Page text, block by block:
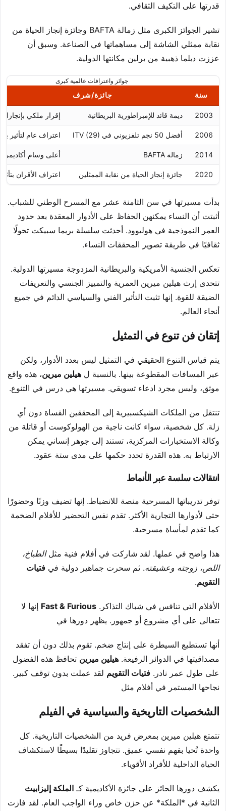
قدرتها على التكيف الثقافي.
تشير الجوائز الكبرى مثل زمالة BAFTA وجائزة إنجاز الحياة من
نقابة ممثلي الشاشة إلى مساهماتها في الصناعة. وسبق أن
عززت دبلما ذهبية من برلين مكانتها الدولية.
جوائز واعترافات عالمية كبرى
سنة جائزة/شرف
2003 ديمة قائد للإمبراطورية البريطانية إقرار ملكي بإنجازات
2006 أفضل 50 نجم تلفزيوني في ITV (29) اعتراف عام لتأثير
2014 زمالة BAFTA أعلى وسام أكاديمي
2020 جائزة إنجاز الحياة من نقابة الممثلين اعتراف الأقران
بدأت مسيرتها في سن الثامنة عشر مع المسرح الوطني للشباب.
أثبتت أن النساء يمكنهن الحفاظ على الأدوار المعقدة بعد حدود
العمر النموذجية في هوليوود. أحدثت سلسلة بريما سبيكت تحولًا
ثقافيًا في طريقة تصوير المحققات النساء.
تعكس الجنسية الأمريكية والبريطانية المزدوجة مسيرتها الدولية.
تتحدى إرث هيلين ميرين العمرية والتمييز الجنسي والتعريفات
الضيقة للقوة. إنها تثبت التأثير الفني والسياسي الدائم في جميع
أنحاء العالم.
إتقان فن تنوع في التمثيل
يتم قياس التنوع الحقيقي في التمثيل ليس بعدد الأدوار، ولكن
عبر المسافات المقطوعة بينها. بالنسبة ل هيلين ميرين، هذه واقع
موثق، وليس مجرد ادعاء تسويقي. مسيرتها هي درس في التنوع.
تنتقل من الملكات الشيكسبيرية إلى المحققين القساة دون أي
زلة. كل شخصية، سواء كانت ناجية من الهولوكوست أو قاتلة من
وكالة الاستخبارات المركزية، تستند إلى جوهر إنساني يمكن
الارتباط به. هذه القدرة تحدد حكمها على مدى ستة عقود.
انتقالات سلسة عبر الأنماط
توفر تدريباتها المسرحية منصة للانضباط. إنها تضيف وزنًا وحضورًا
حتى لأدوارها التجارية الأكثر. تقدم نفس التحضير للأفلام الضخمة
كما تقدم لمأساة مسرحية.
هذا واضح في عملها. لقد شاركت في أفلام فنية مثلالطباخ،
اللص، زوجته وعشيقته. ثم سحرت جماهير دولية في فتيات
التقويم.
الأفلام التي تنافس في شباك التذاكر. Fast & Furious إنها لا
تتعالى على أي مشروع أو جمهور. يظهر دورها في
أنها تستطيع السيطرة على إنتاج ضخم. تقوم بذلك دون أن تفقد
مصداقيتها في الدوائر الرفيعة. هيلين ميرين تحافظ هذه الفضول
على طول عمر نادر. فتيات التقويم لقد عملت بدون توقف كبير.
نجاحها المستمر في أفلام مثل
الشخصيات التاريخية والسياسية في الفيلم
تتمتع هيلين ميرين بمعرض فريد من الشخصيات التاريخية. كل
واحدة تُحيا بفهم نفسي عميق. تتجاوز تقليدًا بسيطًا لاستكشاف
الحياة الداخلية للأفراد الأقوياء.
يكشف دورها الحائز على جائزة الأكاديمية كـ الملكة إليزابيث
الثانية في *الملكة* عن حزن خاص وراء الواجب العام. لقد فازت